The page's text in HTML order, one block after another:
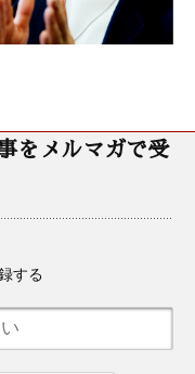
をメルマガで受
する